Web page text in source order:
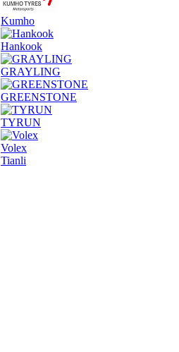
Kumho
Hankook
GRAYLING
GREENSTONE
TYRUN
Volex
Tianli